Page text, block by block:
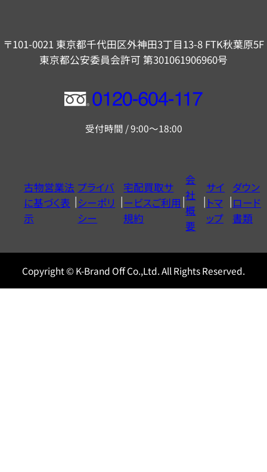
〒101-0021 東京都千代田区外神田3丁目13-8 FTK秋葉原5F
東京都公安委員会許可 第301061906960号
フ
ー
ヤ
ル
0120604117
受付時間 / 9:00～18:00
古物営業法
に基づく表
示
プライバ
シーポリ
シー
宅配買取サ
ービスご利用
規約
会
社
概
要
サイ
トマ
ップ
ダウン
ロード
書類
Copyright © K-Brand Off Co.,Ltd. All Rights Reserved.